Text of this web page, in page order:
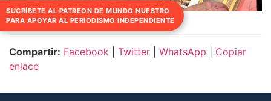
Compartir: Facebook Twitter WhatsApp
Copiar
enlace
SUCRÍBETE AL PATREON DE MUNDO NUESTRO
PARA APOYAR AL PERIODISMO INDEPENDIENTE